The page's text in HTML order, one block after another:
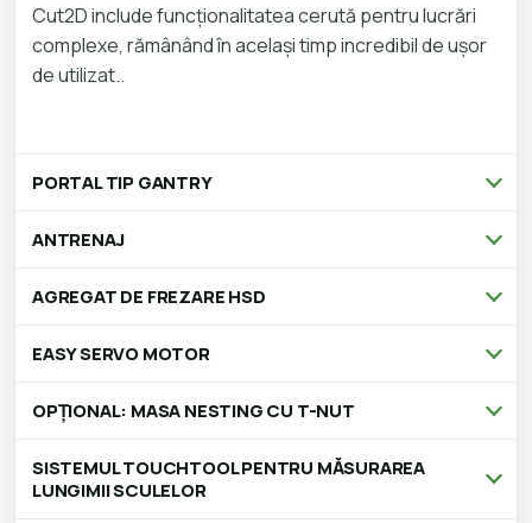
Cut2D include funcționalitatea cerută pentru lucrări
complexe, rămânând în același timp incredibil de ușor
de utilizat..
PORTAL TIP GANTRY
ANTRENAJ
AGREGAT DE FREZARE HSD
EASY SERVO MOTOR
OPȚIONAL: MASA NESTING CU T-NUT
SISTEMUL TOUCHTOOL PENTRU MĂSURAREA
LUNGIMII SCULELOR